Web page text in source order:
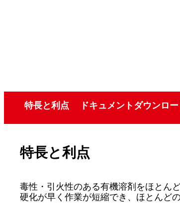
特長と利点 ドキュメントダウンロー
特長と利点
毒性・引火性のある有機溶剤をほとん
硬化が早く作業が短縮でき、ほとんど